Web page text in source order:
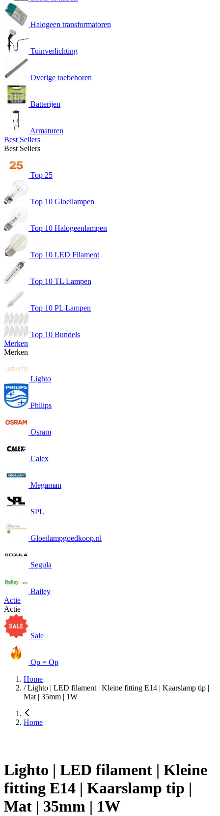
Halogeen transformatoren
Tuinverlichting
Overige toebehoren
Batterijen
Armaturen
Best Sellers
Best Sellers
Top 25
Top 10 Gloeilampen
Top 10 Halogeenlampen
Top 10 LED Filament
Top 10 TL Lampen
Top 10 PL Lampen
Top 10 Bundels
Merken
Merken
Lighto
Philips
Osram
Calex
Megaman
SPL
Gloeilampgoedkoop.nl
Segula
Bailey
Actie
Actie
Sale
Op = Op
Home
/ Lighto | LED filament | Kleine fitting E14 | Kaarslamp tip |
Mat | 35mm | 1W
Home
Lighto | LED filament | Kleine
fitting E14 | Kaarslamp tip |
Mat | 35mm | 1W